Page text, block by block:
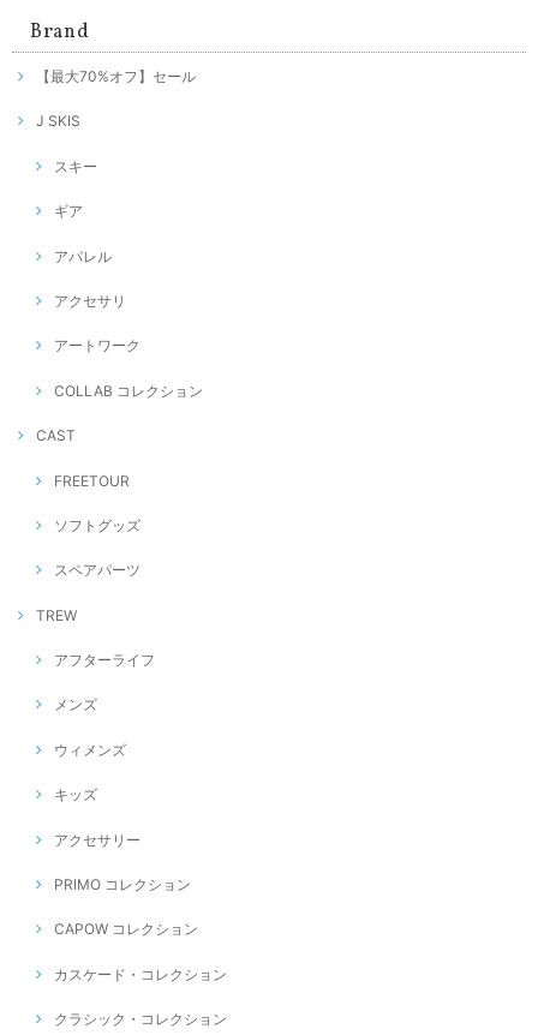
Brand
【最大70%オフ】セール
J SKIS
スキー
ギア
アパレル
アクセサリ
アートワーク
COLLAB コレクション
CAST
FREETOUR
ソフトグッズ
スペアパーツ
TREW
アフターライフ
メンズ
ウィメンズ
キッズ
アクセサリー
PRIMO コレクション
CAPOW コレクション
カスケード・コレクション
クラシック・コレクション